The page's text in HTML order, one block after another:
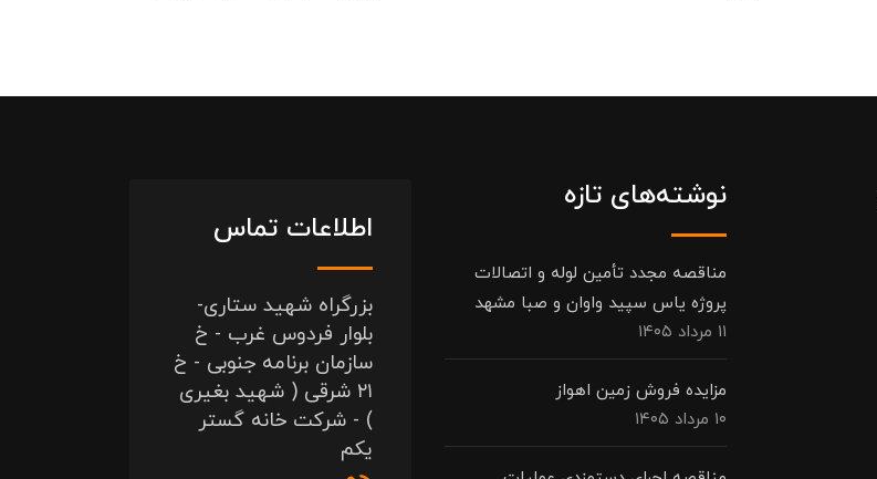
نوشته‌های تازه
مناقصه مجدد تأمین لوله و اتصالات
پروژه یاس سپید واوان و صبا مشهد
۱۱ مرداد ۱۴۰۵
مزایده فروش زمین اهواز
۱۰ مرداد ۱۴۰۵
اطلاعات تماس
بزرگراه شهید ستاری-
بلوار فردوس غرب - خ
سازمان برنامه جنوبی - خ
۲۱ شرقی ( شهید بغیری
) - شرکت خانه گستر
یکم